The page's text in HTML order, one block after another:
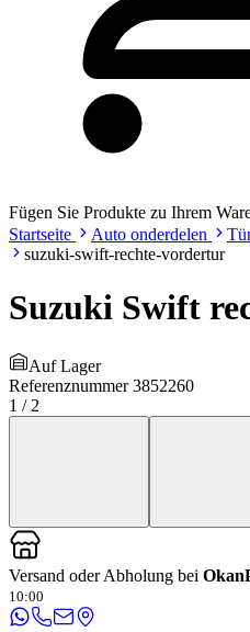
Fügen Sie Produkte zu Ihrem
Startseite Auto onderdelen
suzuki-swift-rechte-vordertur
Suzuki Swift
Auf Lager
Referenznummer 3852260
1 / 2
Versand oder Abholung bei
10:00